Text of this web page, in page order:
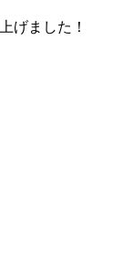
げました！